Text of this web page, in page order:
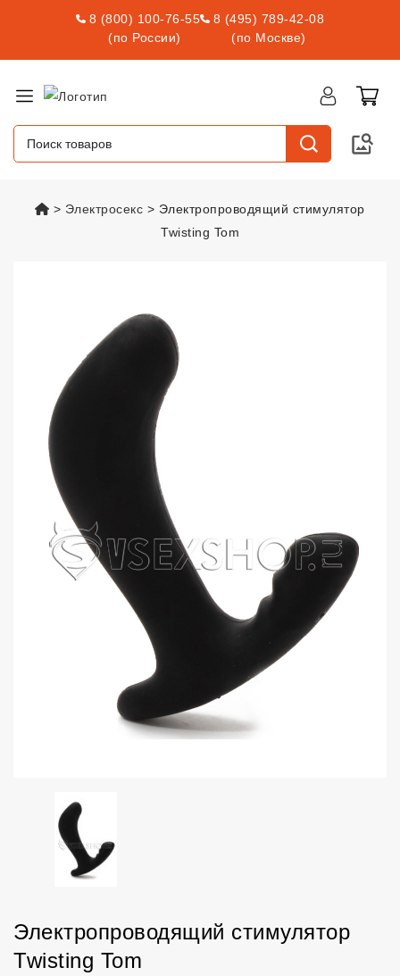
8 (800) 100-76-55
(по России)
8 (495) 789-42-08
(по Москве)
vsexshop.ru
Электросекс
Электропроводящий стимулятор
Twisting Tom
Электропроводящий стимулятор
Twisting Tom